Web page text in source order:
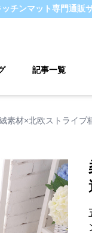
ッチンマット専門通販
記事一覧
素材×北欧ストライプ